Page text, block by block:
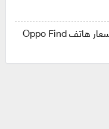
تطبيق Mobolist، لتعرف مواصفات وأسعار هاتف Oppo Find